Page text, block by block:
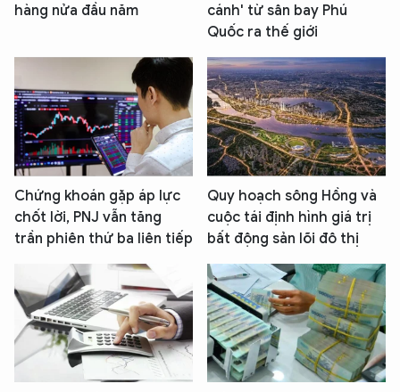
hàng nửa đầu năm
cánh' từ sân bay Phú
Quốc ra thế giới
Chứng khoán gặp áp lực
chốt lời, PNJ vẫn tăng
trần phiên thứ ba liên tiếp
Quy hoạch sông Hồng và
cuộc tái định hình giá trị
bất động sản lõi đô thị